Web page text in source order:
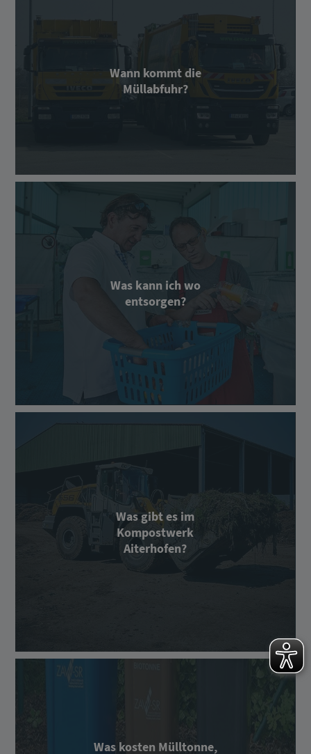
Wann kommt die
Müllabfuhr?
Was kann ich wo
entsorgen?
Was gibt es im
Kompostwerk
Aiterhofen?
Was kosten Mülltonne,